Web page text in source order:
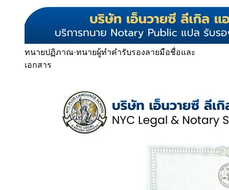
ทนายปฏิภาณ·ทนายผู้ทำคำรับรองลายมือชื่อและ
เอกสาร